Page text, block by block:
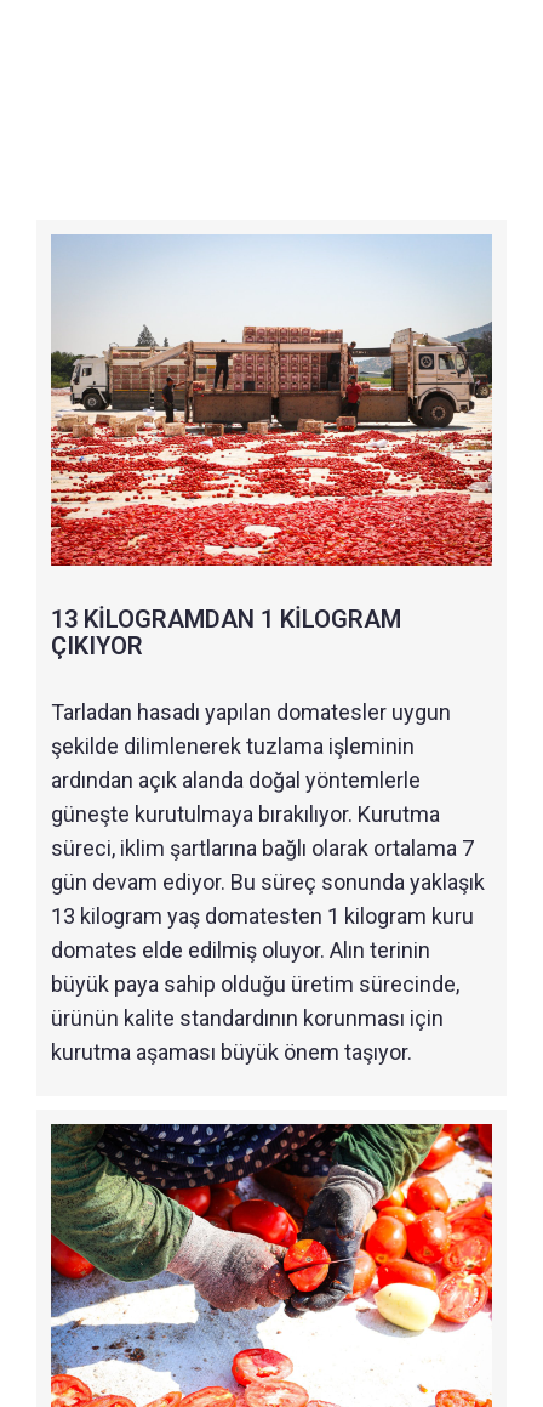
13 KİLOGRAMDAN 1 KİLOGRAM
ÇIKIYOR
Tarladan hasadı yapılan domatesler uygun
şekilde dilimlenerek tuzlama işleminin
ardından açık alanda doğal yöntemlerle
güneşte kurutulmaya bırakılıyor. Kurutma
süreci, iklim şartlarına bağlı olarak ortalama 7
gün devam ediyor. Bu süreç sonunda yaklaşık
13 kilogram yaş domatesten 1 kilogram kuru
domates elde edilmiş oluyor. Alın terinin
büyük paya sahip olduğu üretim sürecinde,
ürünün kalite standardının korunması için
kurutma aşaması büyük önem taşıyor.